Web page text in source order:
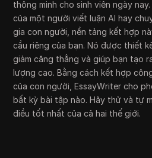
thông minh cho sinh viên ngày
của một người viết luận AI hay
gia con người, nền tảng kết hợp
cầu riêng của bạn. Nó được thiết
giảm căng thẳng và giúp bạn tạo
lượng cao. Bằng cách kết hợp
của con người, EssayWriter cho
bất kỳ bài tập nào. Hãy thử và tự
điều tốt nhất của cả hai thế giới.